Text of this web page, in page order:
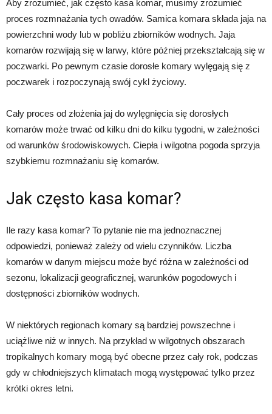
Aby zrozumieć, jak często kasa komar, musimy zrozumieć
proces rozmnażania tych owadów. Samica komara składa jaja na
powierzchni wody lub w pobliżu zbiorników wodnych. Jaja
komarów rozwijają się w larwy, które później przekształcają się w
poczwarki. Po pewnym czasie dorosłe komary wylęgają się z
poczwarek i rozpoczynają swój cykl życiowy.
Cały proces od złożenia jaj do wylęgnięcia się dorosłych
komarów może trwać od kilku dni do kilku tygodni, w zależności
od warunków środowiskowych. Ciepła i wilgotna pogoda sprzyja
szybkiemu rozmnażaniu się komarów.
Jak często kasa komar?
Ile razy kasa komar? To pytanie nie ma jednoznacznej
odpowiedzi, ponieważ zależy od wielu czynników. Liczba
komarów w danym miejscu może być różna w zależności od
sezonu, lokalizacji geograficznej, warunków pogodowych i
dostępności zbiorników wodnych.
W niektórych regionach komary są bardziej powszechne i
uciążliwe niż w innych. Na przykład w wilgotnych obszarach
tropikalnych komary mogą być obecne przez cały rok, podczas
gdy w chłodniejszych klimatach mogą występować tylko przez
krótki okres letni.